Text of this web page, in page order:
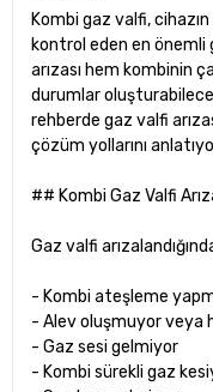
Kombi gaz valfi, cihazın
kontrol eden en önemli
arızası hem kombinin
durumlar
rehberde gaz valfi
çözüm yollarını
## Kombi Gaz Valfi
Gaz valfi
- Kombi ateşleme
- Alev oluşmuyor veya
- Gaz sesi gelmiyor
- Kombi sürekli gaz